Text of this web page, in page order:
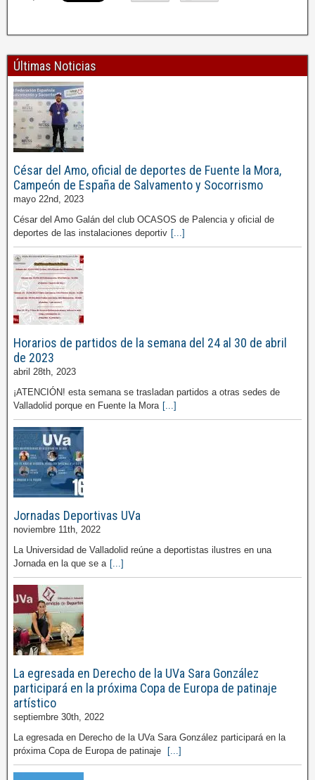
Últimas Noticias
César del Amo, oficial de deportes de Fuente la Mora,
Campeón de España de Salvamento y Socorrismo
mayo 22nd, 2023
César del Amo Galán del club OCASOS de Palencia y oficial de
deportes de las instalaciones deportiv [...]
Horarios de partidos de la semana del 24 al 30 de abril
de 2023
abril 28th, 2023
¡ATENCIÓN! esta semana se trasladan partidos a otras sedes de
Valladolid porque en Fuente la Mora [...]
Jornadas Deportivas UVa
noviembre 11th, 2022
La Universidad de Valladolid reúne a deportistas ilustres en una
Jornada en la que se a [...]
La egresada en Derecho de la UVa Sara González
participará en la próxima Copa de Europa de patinaje
artístico
septiembre 30th, 2022
La egresada en Derecho de la UVa Sara González participará en la
próxima Copa de Europa de patinaje
[...]